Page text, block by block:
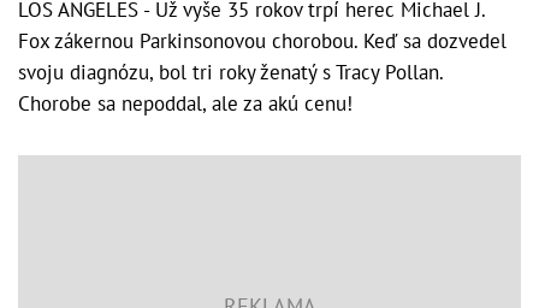
LOS ANGELES - Už vyše 35 rokov trpí herec Michael J.
Fox zákernou Parkinsonovou chorobou. Keď sa dozvedel
svoju diagnózu, bol tri roky ženatý s Tracy Pollan.
Chorobe sa nepoddal, ale za akú cenu!